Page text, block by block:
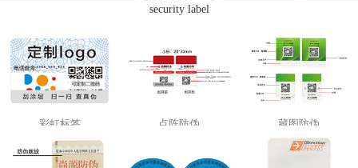
本的技术，经受住了市场的严酷security label
彩虹标签 点阵防伪 藏图防伪